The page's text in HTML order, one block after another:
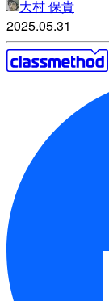
大村 保貴
2025.05.31